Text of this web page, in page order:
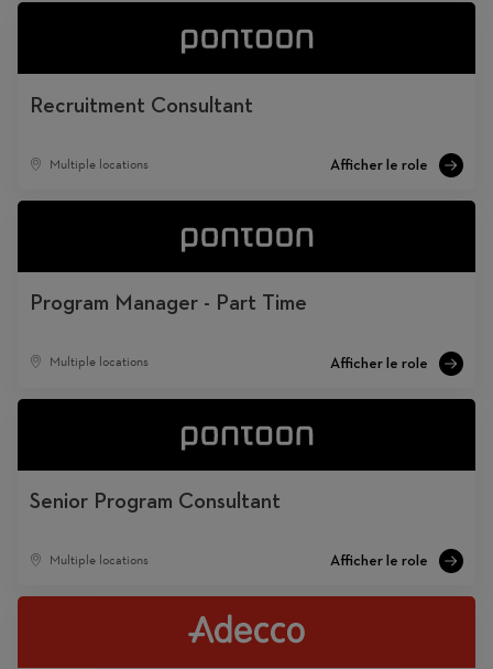
Recruitment Consultant
Multiple locations
Program Manager - Part Time
Multiple locations
Senior Program Consultant
Multiple locations